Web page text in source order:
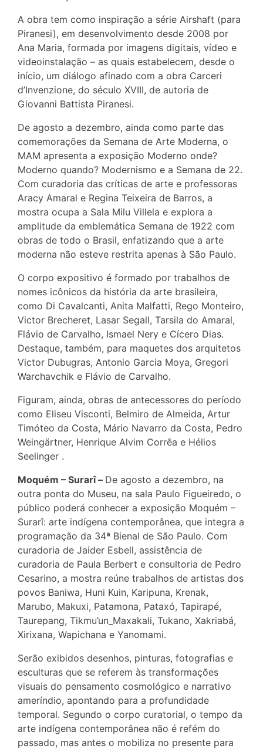
A obra tem como inspiração a série Airshaft (para
Piranesi), em desenvolvimento desde 2008 por
Ana Maria, formada por imagens digitais, vídeo e
videoinstalação – as quais estabelecem, desde o
início, um diálogo afinado com a obra Carceri
d’Invenzione, do século XVIII, de autoria de
Giovanni Battista Piranesi.
De agosto a dezembro, ainda como parte das
comemorações da Semana de Arte Moderna, o
MAM apresenta a exposição Moderno onde?
Moderno quando? Modernismo e a Semana de 22.
Com curadoria das críticas de arte e professoras
Aracy Amaral e Regina Teixeira de Barros, a
mostra ocupa a Sala Milu Villela e explora a
amplitude da emblemática Semana de 1922 com
obras de todo o Brasil, enfatizando que a arte
moderna não esteve restrita apenas à São Paulo.
O corpo expositivo é formado por trabalhos de
nomes icônicos da história da arte brasileira,
como Di Cavalcanti, Anita Malfatti, Rego Monteiro,
Victor Brecheret, Lasar Segall, Tarsila do Amaral,
Flávio de Carvalho, Ismael Nery e Cícero Dias.
Destaque, também, para maquetes dos arquitetos
Victor Dubugras, Antonio Garcia Moya, Gregori
Warchavchik e Flávio de Carvalho.
Figuram, ainda, obras de antecessores do período
como Eliseu Visconti, Belmiro de Almeida, Artur
Timóteo da Costa, Mário Navarro da Costa, Pedro
Weingärtner, Henrique Alvim Corrêa e Hélios
Seelinger .
Moquém – Surarî – De agosto a dezembro, na
outra ponta do Museu, na sala Paulo Figueiredo, o
público poderá conhecer a exposição Moquém –
Surarî: arte indígena contemporânea, que integra a
programação da 34ª Bienal de São Paulo. Com
curadoria de Jaider Esbell, assistência de
curadoria de Paula Berbert e consultoria de Pedro
Cesarino, a mostra reúne trabalhos de artistas dos
povos Baniwa, Huni Kuin, Karipuna, Krenak,
Marubo, Makuxi, Patamona, Pataxó, Tapirapé,
Taurepang, Tikmu’un_Maxakali, Tukano, Xakriabá,
Xirixana, Wapichana e Yanomami.
Serão exibidos desenhos, pinturas, fotografias e
esculturas que se referem às transformações
visuais do pensamento cosmológico e narrativo
ameríndio, apontando para a profundidade
temporal. Segundo o corpo curatorial, o tempo da
arte indígena contemporânea não é refém do
passado, mas antes o mobiliza no presente para